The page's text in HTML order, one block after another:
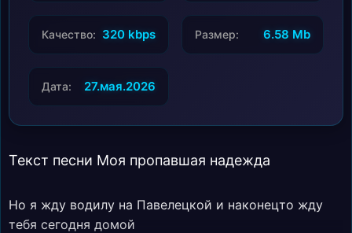
Качество: 320 kbps Размер: 6.58 Mb
Дата: 27.мая.2026
Текст песни Моя пропавшая надежда
Но я жду водилу на Павелецкой и наконецто жду
тебя сегодня домой